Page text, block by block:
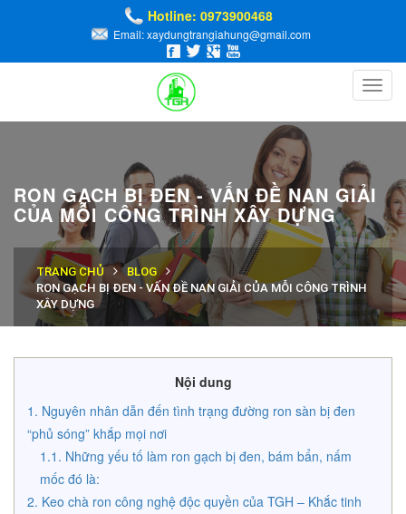
Hotline: 0973900468
Email: xaydungtrangiahung@gmail.com
RON GẠCH BỊ ĐEN - VẤN ĐỀ NAN GIẢI
CỦA MỖI CÔNG TRÌNH XÂY DỰNG
TRANG CHỦ
BLOG
RON GẠCH BỊ ĐEN - VẤN ĐỀ NAN GIẢI CỦA MỖI CÔNG TRÌNH
XÂY DỰNG
Nội dung
Nguyên nhân dẫn đến tình trạng đường ron sàn bị đen
“phủ sóng” khắp mọi nơi
Những yếu tố làm ron gạch bị đen, bám bẩn, nấm
mốc đó là:
Keo chà ron công nghệ độc quyền của TGH – Khắc tinh